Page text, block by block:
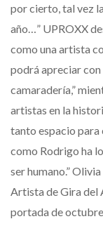
por cierto, tal vez
año…” UPROXX
como una artista
podrá apreciar con
camaradería,”
artistas en la
tanto espacio
como Rodrigo ha
ser humano.”
Artista de Gira del
portada de